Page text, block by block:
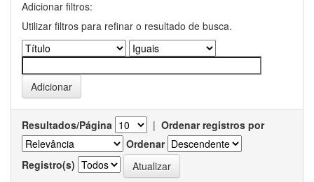
Adicionar filtros:
Utilizar filtros para refinar o resultado de busca.
Resultados/Página | Ordenar registros por
Ordenar
Registro(s)